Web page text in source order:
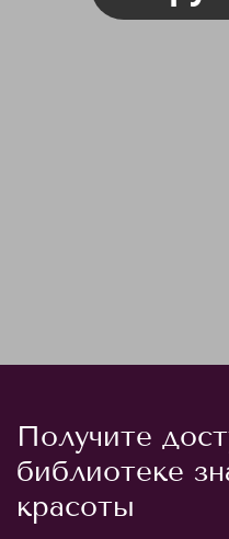
Получите
библиотеке
красоты